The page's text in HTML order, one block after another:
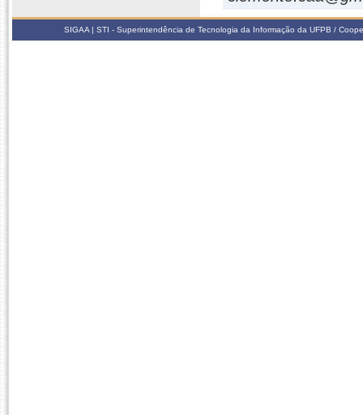
SIGAA | STI - Superintendência de Tecnologia da Informação da UFPB /